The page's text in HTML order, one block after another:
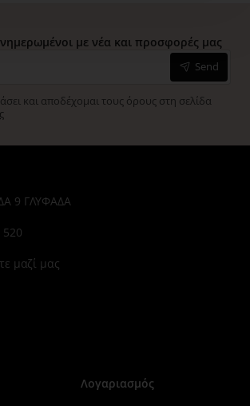
με νέα και προσφορές μας
Send
και αποδέχομαι τους όρους στη σελίδα
9 ΓΛΥΦΑΔΑ
520
μαζί μας
Λογαριασμός